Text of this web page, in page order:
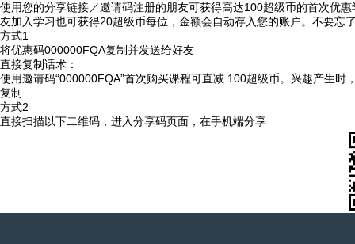
使用您的分享链接／邀请码注册的朋友可获得高达100超级币的首次优
友加入学习也可获得20超级币每位，金额会自动存入您的账户。不要忘
方式1
将优惠码000000FQA复制并发送给好友
直接复制话术：
使用邀请码“000000FQA”首次购买课程可直减 100超级币。兴趣产生时
复制
方式2
直接扫描以下二维码，进入分享码页面，在手机端分享